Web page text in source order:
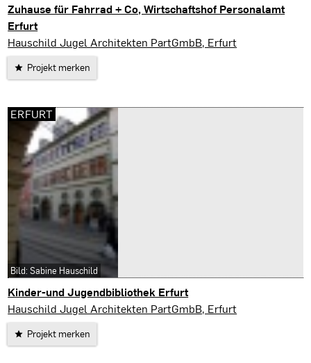
Zuhause für Fahrrad + Co, Wirtschaftshof Personalamt
Erfurt
Erfurt
Hauschild Jugel Architekten PartGmbB, Erfurt
Projekt merken
Kinder-und Jugendbibliothek Erfurt
Erfurt
Hauschild Jugel Architekten PartGmbB, Erfurt
Projekt merken
ERFURT
Bild: Sabine Hauschild